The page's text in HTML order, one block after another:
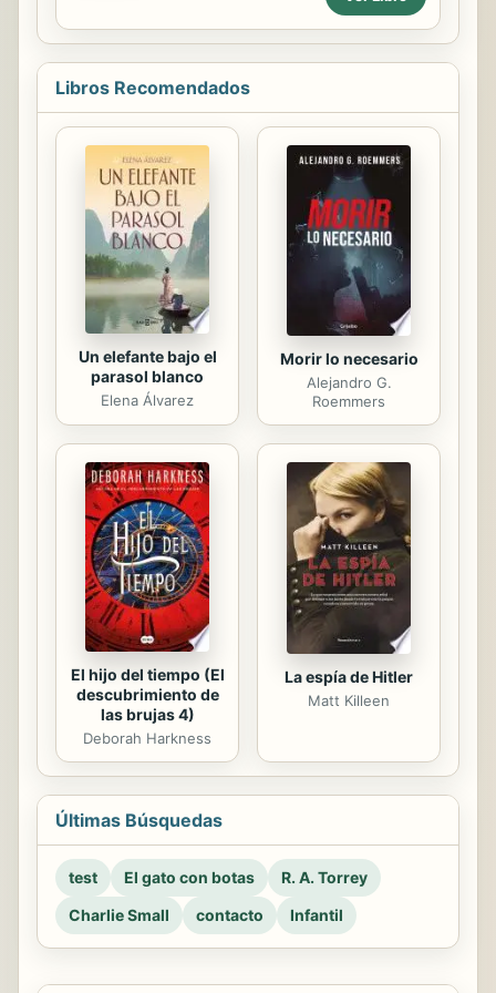
preferible ofrecer ocho imágenes
entre las más significativas ...
creativa nos regala un recorrido
visual a través de obras imaginativas,
paisajes, naturalezas muertas y vida
Libros Recomendados
Un elefante bajo el
parasol blanco
Elena Álvarez
Morir lo necesario
Alejandro G.
Roemmers
El hijo del tiempo (El
descubrimiento de
las brujas 4)
Deborah Harkness
La espía de Hitler
Matt Killeen
Últimas Búsquedas
test El gato con botas
R. A. Torrey
Charlie Small
contacto Infantil